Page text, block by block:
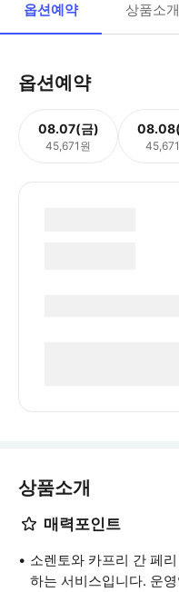
옵션예약 상품소개
옵션예약
08.07(금)
45,671원
상품소개
매력포인트
소렌토와 카프리 간 페
하는 서비스입니다. 운